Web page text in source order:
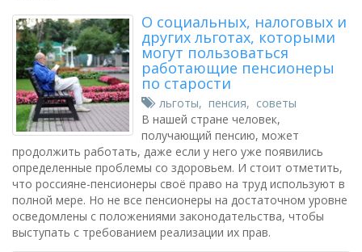
О социальных, налоговых и
других льготах, которыми
могут пользоваться
работающие пенсионеры
по старости
льготы, пенсия, советы
В нашей стране человек,
получающий пенсию, может
продолжить работать, даже если у него уже появились
определенные проблемы со здоровьем. И стоит отметить,
что россияне-пенсионеры своё право на труд используют в
полной мере. Но не все пенсионеры на достаточном уровне
осведомлены с положениями законодательства, чтобы
выступать с требованием реализации их прав.